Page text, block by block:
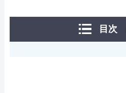
目次